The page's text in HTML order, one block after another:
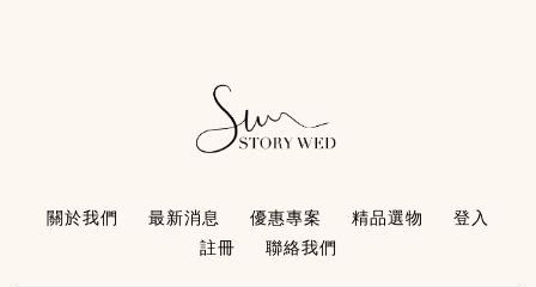
關於我們 最新消息 優惠專案 精品選物
登入
註冊
聯絡我們